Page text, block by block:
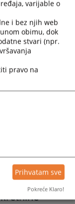
varijable o
i bez njih web
obimu, dok
stvari (npr.
pravo na
Prihvatam sve
Pokreće Klaro!